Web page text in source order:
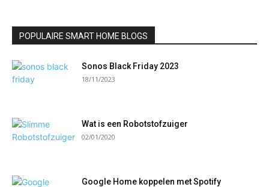
POPULAIRE SMART HOME BLOGS
Sonos Black Friday 2023
18/11/2023
Wat is een Robotstofzuiger
02/01/2020
Google Home koppelen met Spotify